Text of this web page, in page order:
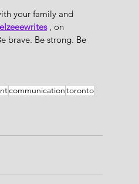
your family and
, on
brave. Be strong. Be
communicationtoronto